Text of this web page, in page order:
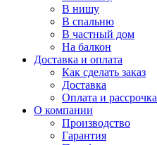
В нишу
В спальню
В частный дом
На балкон
Доставка и оплата
Как сделать заказ
Доставка
Оплата и рассрочка
О компании
Производство
Гарантия